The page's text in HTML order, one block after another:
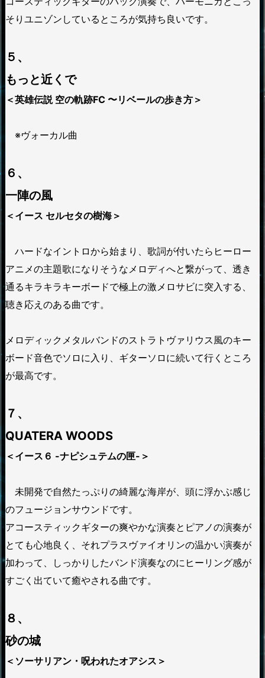
そりユニゾンしているところが気持ち良いです。
５、
もっと近くで
＜英雄伝説 空の軌跡FC 〜リベールの歩き方＞
※ヴォーカル曲
６、
一陣の風
＜イース セルセタの樹海＞
ハードなイントロから始まり、歌詞が付いたらヒーロー
アニメの主題歌になりそうなメロディへと繋がって、透き
通るキラキラキーボードで極上の激メロサビに突入する、
聴き応えのある曲です。
メロディックメタルバンドのストラトヴァリウス風のキー
ボード音色でソロに入り、ギターソロに続いて行くところ
が最高です。
７、
QUATERA WOODS
＜イース６ -ナピシュテムの匣-＞
未開発で自然たっぷりの綺麗な海岸が、頭に浮かぶ感じ
のフュージョンサウンドです。
アコースティックギターの爽やかな演奏とピアノの演奏が
とても心地良く、それプラスヴァイオリンの温かい演奏が
加わって、しっかりしたバンド演奏なのにヒーリング感が
すごく出ていて癒やされる曲です。
８、
砂の城
＜ソーサリアン・呪われたオアシス＞